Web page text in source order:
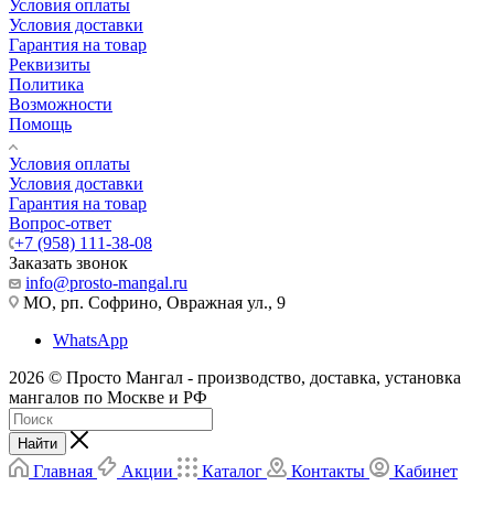
Условия оплаты
Условия доставки
Гарантия на товар
Реквизиты
Политика
Возможности
Помощь
Условия оплаты
Условия доставки
Гарантия на товар
Вопрос-ответ
+7 (958) 111-38-08
Заказать звонок
info@prosto-mangal.ru
МО, рп. Софрино, Овражная ул., 9
WhatsApp
2026 © Просто Мангал - производство, доставка, установка
мангалов по Москве и РФ
Найти
Главная Акции Каталог Контакты Кабинет